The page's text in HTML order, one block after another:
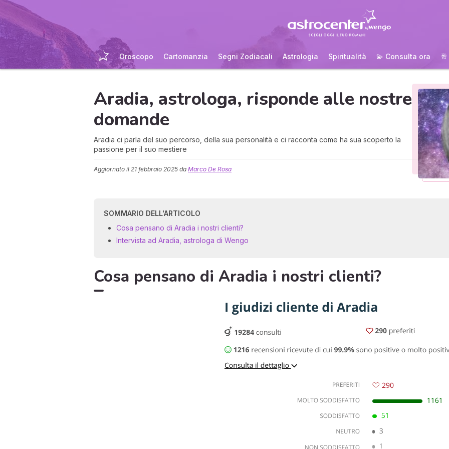
Oroscopo Cartomanzia Segni Zodiacali Astrologia Spiritualità 💫 Consulta ora
Aradia, astrologa, risponde alle nostre
domande
Aradia ci parla del suo percorso, della sua personalità e ci racconta come ha sua scoperto la
passione per il suo mestiere
Aggiornato il 21 febbraio 2025 da Marco De Rosa
SOMMARIO DELL'ARTICOLO
Cosa pensano di Aradia i nostri clienti?
Intervista ad Aradia, astrologa di Wengo
Cosa pensano di Aradia i nostri clienti?